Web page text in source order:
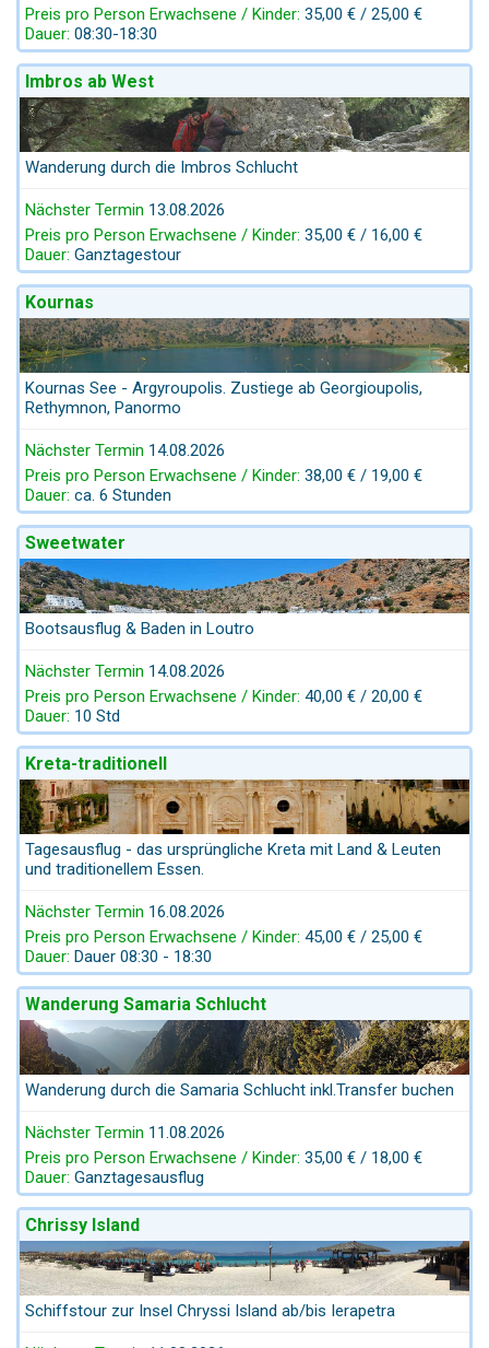
Preis pro Person Erwachsene / Kinder: 35,00 € / 25,00 €
Dauer: 08:30-18:30
Imbros ab West
Wanderung durch die Imbros Schlucht
Nächster Termin 13.08.2026
Preis pro Person Erwachsene / Kinder: 35,00 € / 16,00 €
Dauer: Ganztagestour
Kournas
Kournas See - Argyroupolis. Zustiege ab Georgioupolis,
Rethymnon, Panormo
Nächster Termin 14.08.2026
Preis pro Person Erwachsene / Kinder: 38,00 € / 19,00 €
Dauer: ca. 6 Stunden
Sweetwater
Bootsausflug & Baden in Loutro
Nächster Termin 14.08.2026
Preis pro Person Erwachsene / Kinder: 40,00 € / 20,00 €
Dauer: 10 Std
Kreta-traditionell
Tagesausflug - das ursprüngliche Kreta mit Land & Leuten
und traditionellem Essen.
Nächster Termin 16.08.2026
Preis pro Person Erwachsene / Kinder: 45,00 € / 25,00 €
Dauer: Dauer 08:30 - 18:30
Wanderung Samaria Schlucht
Wanderung durch die Samaria Schlucht inkl.Transfer buchen
Nächster Termin 11.08.2026
Preis pro Person Erwachsene / Kinder: 35,00 € / 18,00 €
Dauer: Ganztagesausflug
Chrissy Island
Schiffstour zur Insel Chryssi Island ab/bis Ierapetra